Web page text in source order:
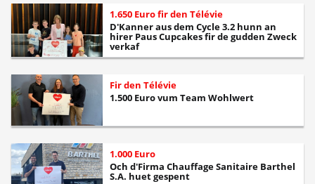
1.650 Euro fir den Télévie
D'Kanner aus dem Cycle 3.2 hunn an
hirer Paus Cupcakes fir de gudden Zweck
verkaf
Fir den Télévie
1.500 Euro vum Team Wohlwert
1.000 Euro
Och d'Firma Chauffage Sanitaire Barthel
S.A. huet gespent